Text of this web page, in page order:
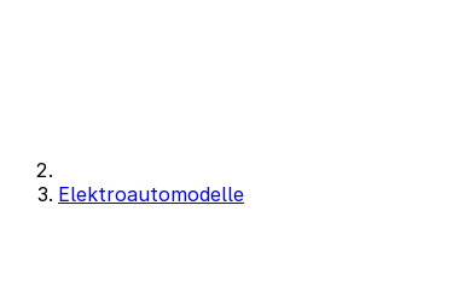
Elektroautomodelle